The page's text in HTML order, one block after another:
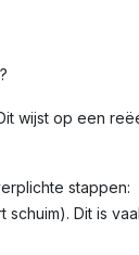
wijst op een
stappen:
Dit is